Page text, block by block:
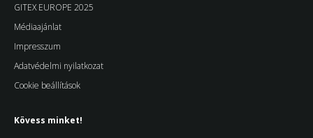
GITEX EUROPE 2025
Médiaajánlat
Impresszum
Adatvédelmi nyilatkozat
Cookie beállítások
Kövess minket!